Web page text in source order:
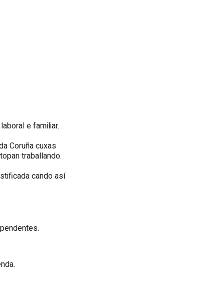
e familiar.
Coruña cuxas
traballando.
cando así